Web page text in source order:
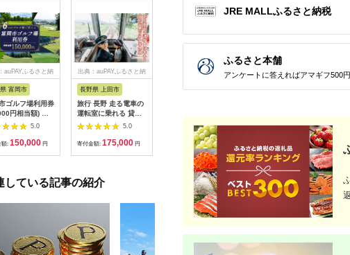
auPAYふるさと納
富岡市
ゴルフ場利用券
円相当額) ゴ
チケット 平日 土
日 プレー券 関東
首都圏 F20E-
5.0
額: 150,000 円
出典：auPAYふるさと納
長野県 上田市
旅行 長野 走る電車の
運転室に乗れる 貸切
列車でお仕事体験 体
験 チケット 電車 鉄道
列車 サービス 子供 子
5.0
寄付金額: 175,000 円
出典：dショッピングふ
岐阜県 可児市
5.0
寄付金額:500,000
出典：auPAYふるさと納
静岡県 伊東市
1泊2日2食付き(1名様
【1044937】
5.0
30,000円
している記事の紹介
JRE MALLふるさと納税
ふるさと本舗
アンケートに答えればアマギフ500